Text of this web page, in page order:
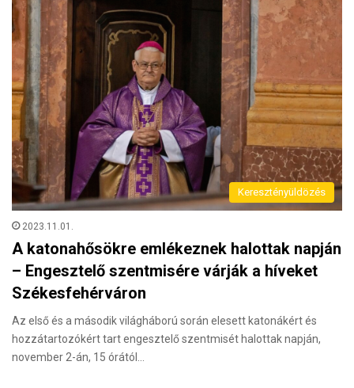
Keresztényüldözés
2023.11.01.
A katonahősökre emlékeznek halottak napján
– Engesztelő szentmisére várják a híveket
Székesfehérváron
Az első és a második világháború során elesett katonákért és
hozzátartozókért tart engesztelő szentmisét halottak napján,
november 2-án, 15 órától…